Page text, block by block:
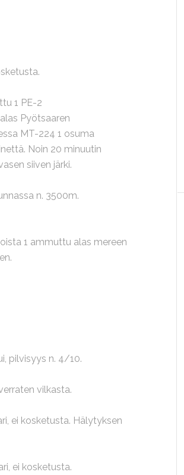
1 PE-2
Pyötsaaren
MT-224 1 osuma
Noin 20 minuutin
siiven järki.
n. 3500m.
1 ammuttu alas mereen
pilvisyys n. 4/10.
vilkasta.
ei kosketusta. Hälytyksen
ei kosketusta.